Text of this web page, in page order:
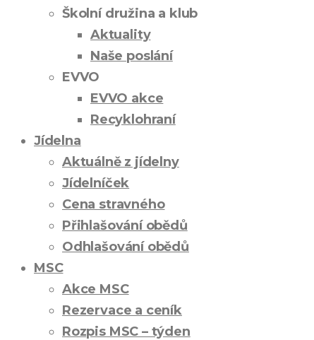
Školní družina a klub
Aktuality
Naše poslání
EVVO
EVVO akce
Recyklohraní
Jídelna
Aktuálně z jídelny
Jídelníček
Cena stravného
Přihlašování obědů
Odhlašování obědů
MSC
Akce MSC
Rezervace a ceník
Rozpis MSC – týden